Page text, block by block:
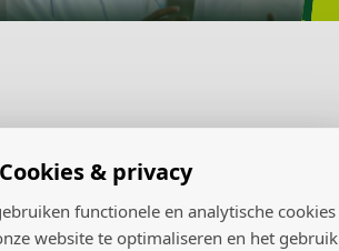
Cookies & privacy
functionele en analytische cookies
website te optimaliseren en het gebruik